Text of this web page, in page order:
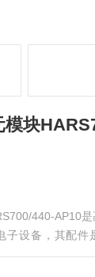
块
440-AP10
设备，其配件
的重要组成部